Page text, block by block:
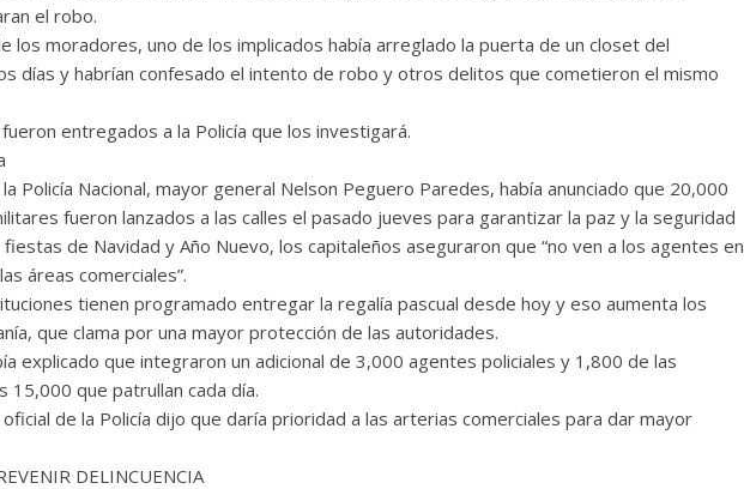
el robo.
los moradores, uno de los implicados había arreglado la puerta de un closet del
días y habrían confesado el intento de robo y otros delitos que cometieron el mismo
entregados a la Policía que los investigará.
Policía Nacional, mayor general Nelson Peguero Paredes, había anunciado que 20,000
fueron lanzados a las calles el pasado jueves para garantizar la paz y la seguridad
de Navidad y Año Nuevo, los capitaleños aseguraron que “no ven a los agentes en
áreas comerciales”.
tienen programado entregar la regalía pascual desde hoy y eso aumenta los
que clama por una mayor protección de las autoridades.
explicado que integraron un adicional de 3,000 agentes policiales y 1,800 de las
15,000 que patrullan cada día.
de la Policía dijo que daría prioridad a las arterias comerciales para dar mayor
DELINCUENCIA